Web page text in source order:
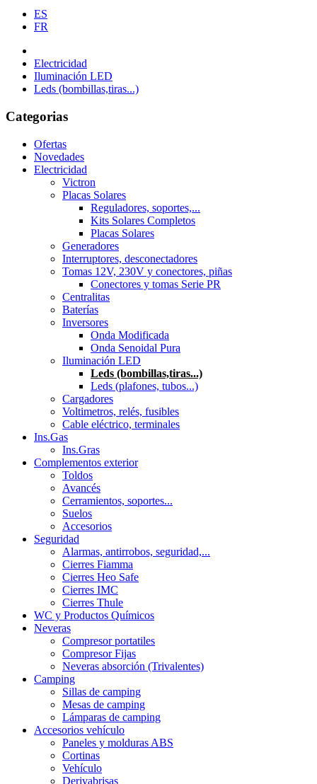
ES
FR
Electricidad
Iluminación LED
Leds (bombillas,tiras...)
Categorias
Ofertas
Novedades
Electricidad
Victron
Placas Solares
Reguladores, soportes,...
Kits Solares Completos
Placas Solares
Generadores
Interruptores, desconectadores
Tomas 12V, 230V y conectores, piñas
Conectores y tomas Serie PR
Centralitas
Baterías
Inversores
Onda Modificada
Onda Senoidal Pura
Iluminación LED
Leds (bombillas,tiras...)
Leds (plafones, tubos...)
Cargadores
Voltimetros, relés, fusibles
Cable eléctrico, terminales
Ins.Gas
Ins.Gras
Complementos exterior
Toldos
Avancés
Cerramientos, soportes...
Suelos
Accesorios
Seguridad
Alarmas, antirrobos, seguridad,...
Cierres Fiamma
Cierres Heo Safe
Cierres IMC
Cierres Thule
WC y Productos Químicos
Neveras
Compresor portatiles
Compresor Fijas
Neveras absorción (Trivalentes)
Camping
Sillas de camping
Mesas de camping
Lámparas de camping
Accesorios vehículo
Paneles y molduras ABS
Cortinas
Vehículo
Derivabrisas